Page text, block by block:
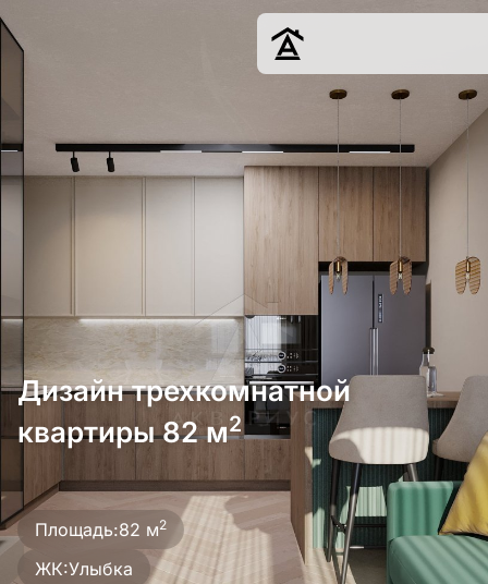
Ремонт
Цены
Наши работы
О нас
Контакты
г. Краснодар
8 (861) 945-12-
34
Обсудить
Дизайн трехкомнатной
квартиры 82 м2
Площадь:82 м2
ЖК:Улыбка